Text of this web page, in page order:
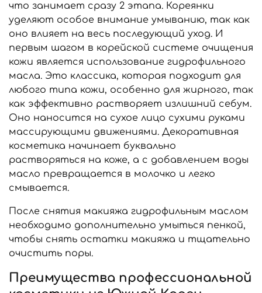
что занимает сразу 2 этапа. Кореянки
уделяют особое внимание умыванию, так как
оно влияет на весь последующий уход. И
первым шагом в корейской системе очищения
кожи является использование гидрофильного
масла. Это классика, которая подходит для
любого типа кожи, особенно для жирного, так
как эффективно растворяет излишний себум.
Оно наносится на сухое лицо сухими руками
массирующими движениями. Декоративная
косметика начинает буквально
растворяться на коже, а с добавлением воды
масло превращается в молочко и легко
смывается.
После снятия макияжа гидрофильным маслом
необходимо дополнительно умыться пенкой,
чтобы снять остатки макияжа и тщательно
очистить поры.
Преимущества профессиональной